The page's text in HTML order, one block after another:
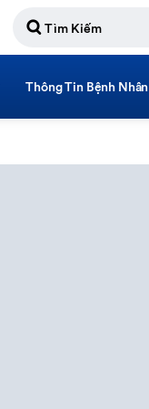
Thông Tin Bệnh Nhân